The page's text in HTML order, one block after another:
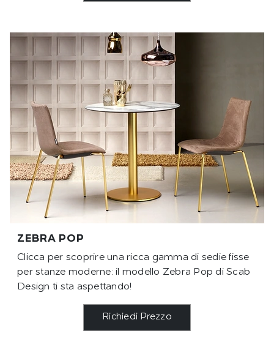
ZEBRA POP
Clicca per scoprire una ricca gamma di sedie fisse
per stanze moderne: il modello Zebra Pop di Scab
Design ti sta aspettando!
Richiedi Prezzo